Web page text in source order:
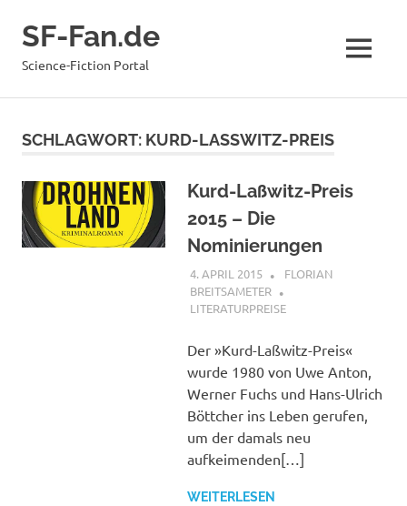
InhaltSF-Fan.de
Science-Fiction Portal MENÜ
SCHLAGWORT: KURD-LASSWITZ-PREIS
Kurd-Laßwitz-Preis
2015 – Die
Nominierungen
4. APRIL 2015
FLORIAN
BREITSAMETER
LITERATURPREISE
Der »Kurd-Laßwitz-Preis«
wurde 1980 von Uwe Anton,
Werner Fuchs und Hans-Ulrich
Böttcher ins Leben gerufen,
um der damals neu
aufkeimenden[…]
WEITERLESEN